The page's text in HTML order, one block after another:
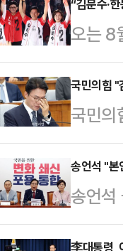
“김문수·
오는 8
대한
시사
력 후
전 상
경쟁을
고 평
“주변
국민의힘 "
국민의
시킨
적격
리 인
이 조
송언석 "본
송언석
특활비
李대통령,